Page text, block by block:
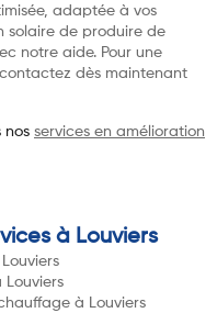
adaptée à vos
solaire de produire de
notre aide. Pour une
dès maintenant
nos services en amélioration
à Louviers
Louviers
à Louviers